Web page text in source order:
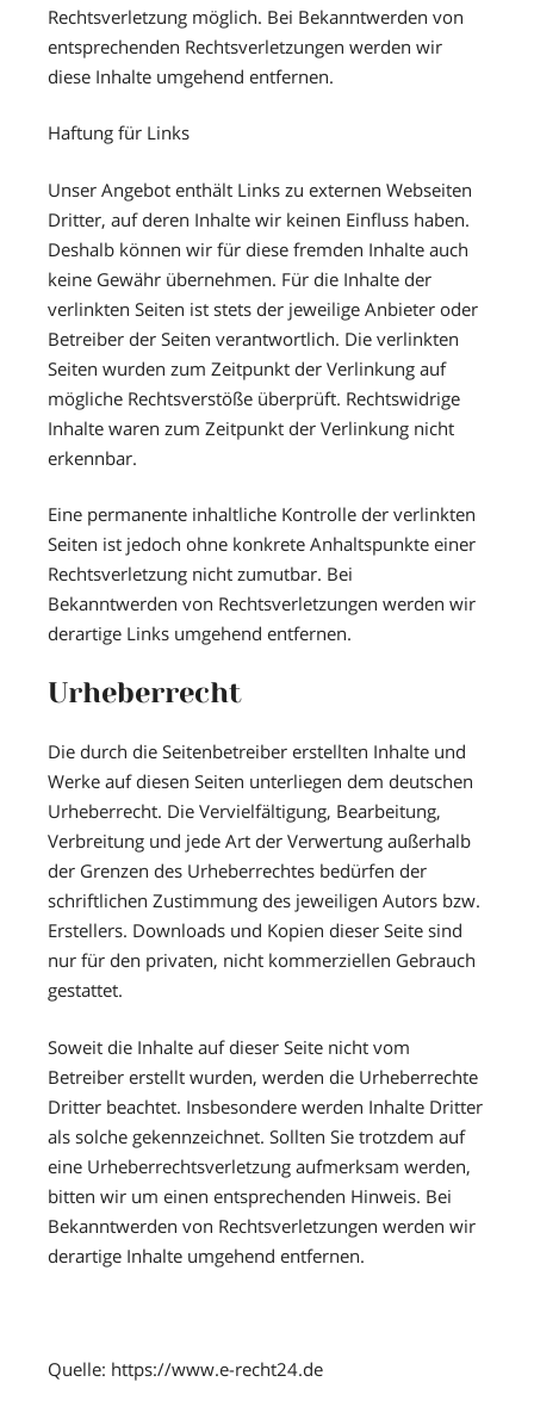
Rechtsverletzung möglich. Bei Bekanntwerden von
entsprechenden Rechtsverletzungen werden wir
diese Inhalte umgehend entfernen.
Haftung für Links
Unser Angebot enthält Links zu externen Webseiten
Dritter, auf deren Inhalte wir keinen Einfluss haben.
Deshalb können wir für diese fremden Inhalte auch
keine Gewähr übernehmen. Für die Inhalte der
verlinkten Seiten ist stets der jeweilige Anbieter oder
Betreiber der Seiten verantwortlich. Die verlinkten
Seiten wurden zum Zeitpunkt der Verlinkung auf
mögliche Rechtsverstöße überprüft. Rechtswidrige
Inhalte waren zum Zeitpunkt der Verlinkung nicht
erkennbar.
Eine permanente inhaltliche Kontrolle der verlinkten
Seiten ist jedoch ohne konkrete Anhaltspunkte einer
Rechtsverletzung nicht zumutbar. Bei
Bekanntwerden von Rechtsverletzungen werden wir
derartige Links umgehend entfernen.
Urheberrecht
Die durch die Seitenbetreiber erstellten Inhalte und
Werke auf diesen Seiten unterliegen dem deutschen
Urheberrecht. Die Vervielfältigung, Bearbeitung,
Verbreitung und jede Art der Verwertung außerhalb
der Grenzen des Urheberrechtes bedürfen der
schriftlichen Zustimmung des jeweiligen Autors bzw.
Erstellers. Downloads und Kopien dieser Seite sind
nur für den privaten, nicht kommerziellen Gebrauch
gestattet.
Soweit die Inhalte auf dieser Seite nicht vom
Betreiber erstellt wurden, werden die Urheberrechte
Dritter beachtet. Insbesondere werden Inhalte Dritter
als solche gekennzeichnet. Sollten Sie trotzdem auf
eine Urheberrechtsverletzung aufmerksam werden,
bitten wir um einen entsprechenden Hinweis. Bei
Bekanntwerden von Rechtsverletzungen werden wir
derartige Inhalte umgehend entfernen.
Quelle: https://www.e-recht24.de